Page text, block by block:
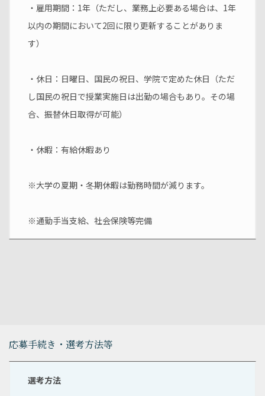
・雇用期間：1年（ただし、業務上必要ある場合は、1年
以内の期間において2回に限り更新することがありま
す）
・休日：日曜日、国民の祝日、学院で定めた休日（ただ
し国民の祝日で授業実施日は出勤の場合もあり。その場
合、振替休日取得が可能）
・休暇：有給休暇あり
※大学の夏期・冬期休暇は勤務時間が減ります。
※通勤手当支給、社会保険等完備
応募手続き・選考方法等
選考方法